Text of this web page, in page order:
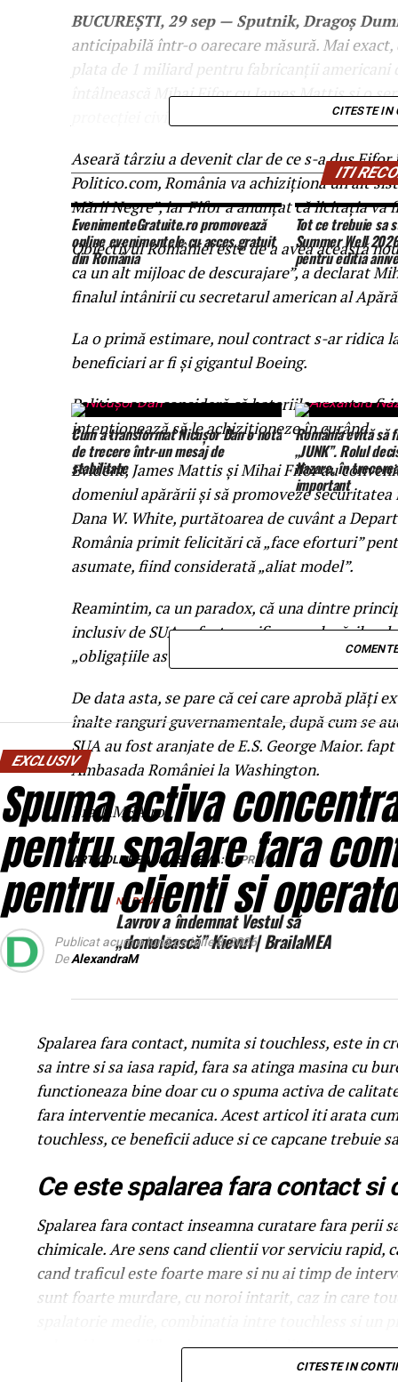
BUCUREȘTI, 29 sep — Sputnik, Dragoș
anticipabilă într-o oarecare măsură. Mai
plata de 1 miliard pentru fabricanții americani
întâlnească Mihai Fifor cu James Mattis și o
Aseară târziu a devenit clar de ce s-a dus
Politico.com, România va achiziţiona un alt
Mării Negre”, iar Fifor a anunțat că licitaţia va
Obiectivul României este de a avea această
ca un alt mijloac de descurajare”, a declarat
finalul intânirii cu secretarul american al
La o primă estimare, noul contract s-ar ridica
beneficiari ar fi și gigantul Boeing.
Politico.comconsideră că bateriile ar putea fi
intenţionează să le achiziţioneze în curând.
Evident, James Mattis şi Mihai Fifor au
domeniul apărării şi să promoveze
Dana W. White, purtătoarea de cuvânt a
România primit felicitări că „face eforturi”
asumate, fiind considerată „aliat model”.
Reamintim, ca un paradox, că una dintre
inclusiv de SUA, a fost sacrificarea alocărilor
„obligațiile asumate” către extern.
De data asta, se pare că cei care aprobă plăți
înalte ranguri guvernamentale, după cum se
SUA au fost aranjate de E.S. George Maior.
Ambasada României la Washington.
BrailaMEA.ro
ARTICOLE PE ACEIASI TEMA: PRIMA
NU RATATI
Lavrov a îndemnat Vestul să
„domolească” Kievul | BrailaMEA
CITESTE IN
ITI
EvenimenteGratuite.ro promovează
online evenimentele cu acces gratuit
din România
Tot ce trebuie sa
Summer Well
pentru editia
Cum a transformat Nicușor Dan o notă
de trecere într-un mesaj de
stabilitate
România evită să
„JUNK”. Rolul
Nazare, în
important
EXCLUSIV
Spuma activa
pentru spalare fara
pentru clienti si
Publicat acum o lunăpeiulie 8, 2026
De AlexandraM
Spalarea fara contact, numita si touchless, este in
sa intre si sa iasa rapid, fara sa atinga masina cu
functioneaza bine doar cu o spuma activa de
fara interventie mecanica. Acest articol iti arata
touchless, ce beneficii aduce si ce capcane trebuie
Ce este spalarea fara contact si
Spalarea fara contact inseamna curatare fara perii
chimicale. Are sens cand clientii vor serviciu rapid,
cand traficul este foarte mare si nu ai timp de
sunt foarte murdare, cu noroi intarit, caz in care
cel mai bun echilibru intre cost si calitate.
CITESTE IN